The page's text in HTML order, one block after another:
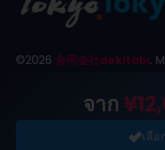
จาก
เลือ
©2026 合同会社dekitabi.